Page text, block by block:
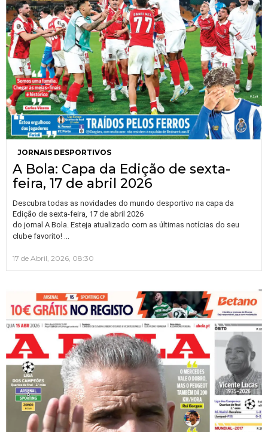
JORNAIS DESPORTIVOS
A Bola: Capa da Edição de sexta-
feira, 17 de abril 2026
Descubra todas as novidades do mundo desportivo na capa da
Edição de sexta-feira, 17 de abril 2026
do jornal A Bola. Esteja atualizado com as últimas notícias do seu
clube favorito!
17 de Abril, 2026, 08:30